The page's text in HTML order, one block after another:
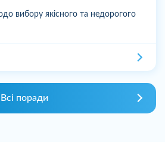
вибору якісного та недорогого
Всі поради